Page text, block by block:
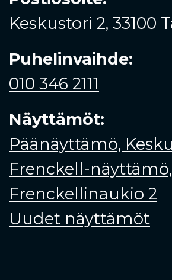
Keskustori 2, 33100
Puhelinvaihde:
010 346 2111
Näyttämöt:
Päänäyttämö,
Frenckell-näyttämö,
Frenckellinaukio 2
Uudet näyttämöt